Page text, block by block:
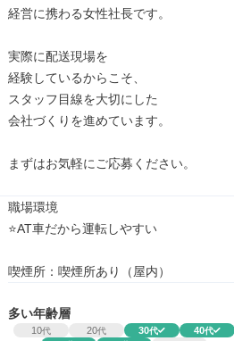
経営に携わる女性社長です。
実際に配送現場を
経験しているからこそ、
スタッフ目線を大切にした
会社づくりを進めています。
まずはお気軽にご応募ください。
職場環境
⭐AT車だから運転しやすい
喫煙所：喫煙所あり（屋内）
多い年齢層
10代 20代 30代 40代